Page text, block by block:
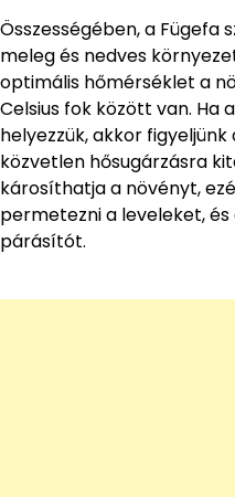
Összességében, a
meleg és nedves
optimális hőmérséklet a
Celsius fok között van.
helyezzük, akkor
közvetlen hősugárzásra
károsíthatja a növényt,
permetezni a leveleket,
párásítót.